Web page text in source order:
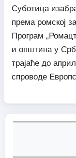
Суботица
према ромској
Програм
и општина у
трајаће до
спроводе